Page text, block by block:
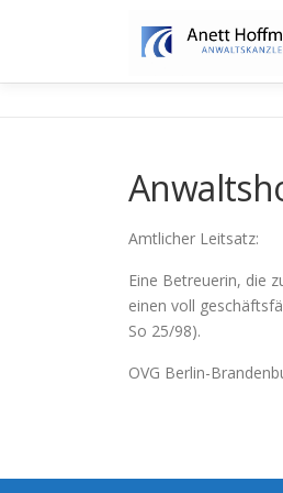
Amtlicher Leitsatz:
Eine Betreuerin, die
einen voll
So 25/98).
OVG Berlin-